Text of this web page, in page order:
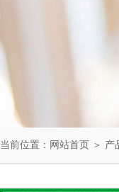
当前位置： 网站首页 ＞ 产